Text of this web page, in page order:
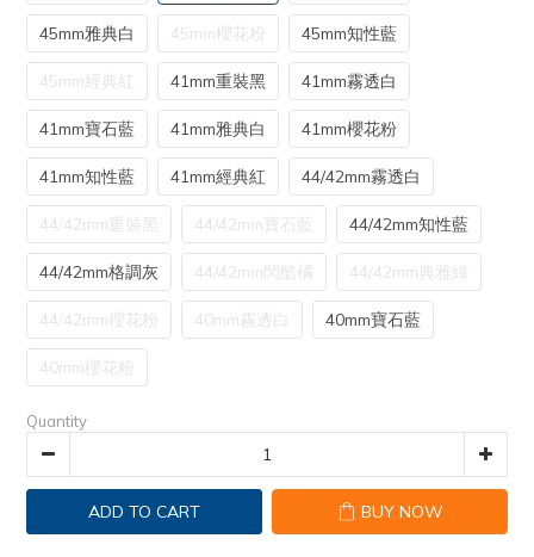
45mm雅典白 45mm櫻花粉 45mm知性藍
45mm經典紅 41mm重裝黑 41mm霧透白
41mm寶石藍 41mm雅典白 41mm櫻花粉
41mm知性藍 41mm經典紅 44/42mm霧透白
44/42mm重裝黑 44/42mm寶石藍 44/42mm知性藍
44/42mm格調灰 44/42mm閃酷橘 44/42mm典雅綠
44/42mm櫻花粉 40mm霧透白 40mm寶石藍
40mm櫻花粉
Quantity
ADD TO CART BUY NOW